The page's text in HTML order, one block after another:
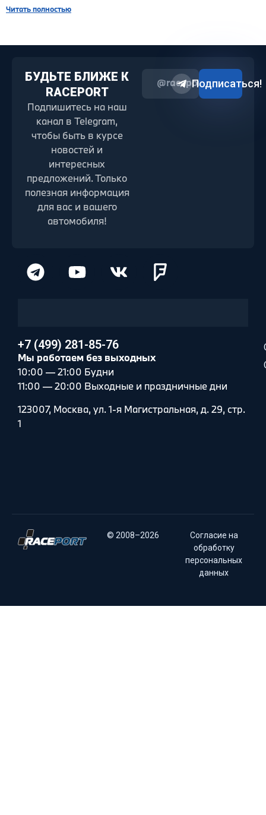
Читать полностью
БУДЬТЕ БЛИЖЕ К
RACEPORT
Подпишитесь на наш
канал в Telegram,
чтобы быть в курсе
новостей и
интересных
предложений. Только
полезная информация
для вас и вашего
автомобиля!
@raceport2022
Подписаться!
+7 (499) 281-85-76
Мы работаем без выходных
10:00 — 21:00 Будни
11:00 — 20:00 Выходные и праздничные дни
123007, Москва, ул. 1-я Магистральная, д. 29, стр.
1
© 2008–2026
Согласие на
обработку
персональных
данных